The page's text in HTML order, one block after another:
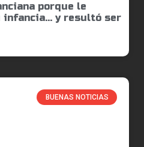
porque le
infancia… y resultó ser
BUENAS NOTICIAS